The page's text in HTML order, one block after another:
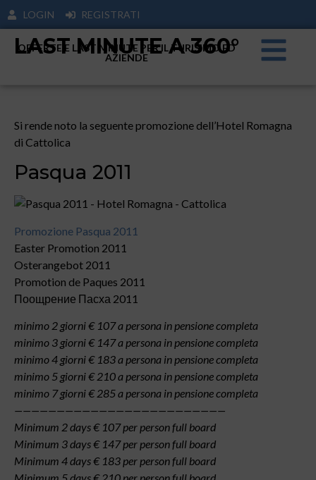
LOGIN REGISTRATI
LAST MINUTE A 360°
OFFERTE E LAST MINUTE PER IL TURISIMO ED
AZIENDE
Si rende noto la seguente promozione dell’Hotel Romagna
di Cattolica
Pasqua 2011
Promozione Pasqua 2011
Easter Promotion 2011
Osterangebot 2011
Promotion de Paques 2011
Поощрение Пасха 2011
minimo 2 giorni € 107 a persona in pensione completa
minimo 3 giorni € 147 a persona in pensione completa
minimo 4 giorni € 183 a persona in pensione completa
minimo 5 giorni € 210 a persona in pensione completa
minimo 7 giorni € 285 a persona in pensione completa
—————————————————————————
Minimum 2 days € 107 per person full board
Minimum 3 days € 147 per person full board
Minimum 4 days € 183 per person full board